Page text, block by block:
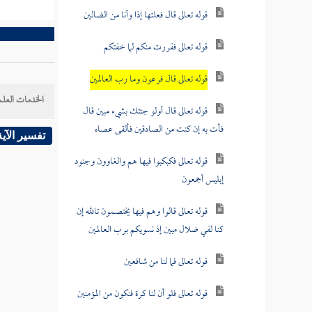
قوله تعالى قال فعلتها إذا وأنا من الضالين
قوله تعالى ففررت منكم لما خفتكم
قوله تعالى قال فرعون وما رب العالمين
قوله تعالى قال أولو جئتك بشيء مبين قال
فأت به إن كنت من الصادقين فألقى عصاه
قوله تعالى فكبكبوا فيها هم والغاوون وجنود
إبليس أجمعون
قوله تعالى قالوا وهم فيها يختصمون تالله إن
كنا لفي ضلال مبين إذ نسويكم برب العالمين
قوله تعالى فما لنا من شافعين
قوله تعالى فلو أن لنا كرة فنكون من المؤمنين
الخدمات
تفسير